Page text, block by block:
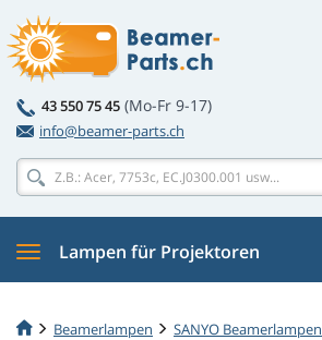
43 550 75 45 (Mo-Fr 9-17)
info@beamer-parts.ch
Lampen für Projektoren
Beamerlampen SANYO Beamerlampen